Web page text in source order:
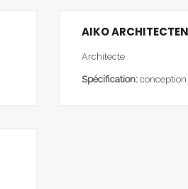
AIKO
Architecte
Spécification: